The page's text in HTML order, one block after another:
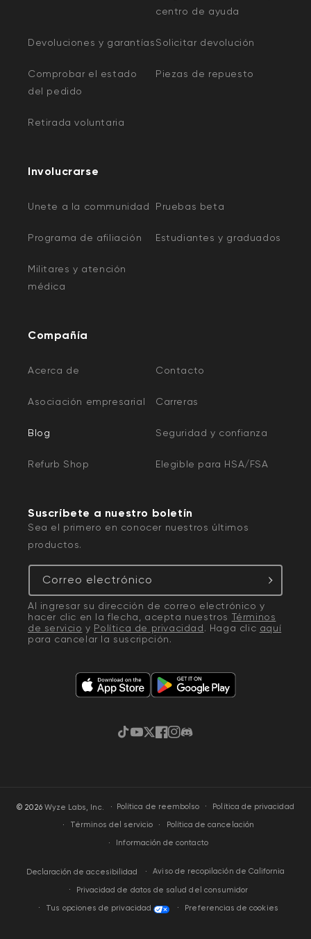
centro de ayuda
Devoluciones y garantíasSolicitar devolución
Comprobar el estado
del pedido
Piezas de repuesto
Retirada voluntaria
Involucrarse
Unete a la communidad Pruebas beta
Programa de afiliación Estudiantes y graduados
Militares y atención
médica
Compañía
Acerca de Contacto
Asociación empresarial Carreras
Blog Seguridad y confianza
Refurb Shop Elegible para HSA/FSA
Suscríbete a nuestro boletín
Sea el primero en conocer nuestros últimos
productos.
Correo electrónico
Al ingresar su dirección de correo electrónico y
hacer clic en la flecha, acepta nuestros Términos
de servicio y Política de privacidad. Haga clic aquí
para cancelar la suscripción.
TikTok
YouTube
Twitter
Facebook
Instagram
Discordia
© 2026 Wyze Labs, Inc. · Política de reembolso Política de privacidad
Términos del servicio
Política de cancelación
Información de contacto
Declaración de accesibilidad Aviso de recopilación de California
Privacidad de datos de salud del consumidor
Tus opciones de privacidad
Preferencias de cookies